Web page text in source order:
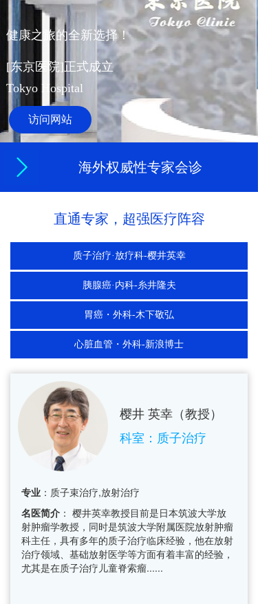
健康之旅的全新选择！
[东京医院]正式成立
访问网站
Tokyo Hospital
海外权威性专家会诊
直通专家，超强医疗阵容
质子治疗·放疗科-樱井英幸
胰腺癌·内科-糸井隆夫
胃癌・外科-木下敬弘
心脏血管・外科-新浪博士
樱井 英幸（教授）
科室：质子治疗
专业 ：质子束治疗,放射治疗
名医简介 ： 樱井英幸教授目前是日本筑波大学放
射肿瘤学教授，同时是筑波大学附属医院放射肿瘤
科主任，具有多年的质子治疗临床经验，他在放射
治疗领域、基础放射医学等方面有着丰富的经验，
尤其是在质子治疗儿童脊索瘤......